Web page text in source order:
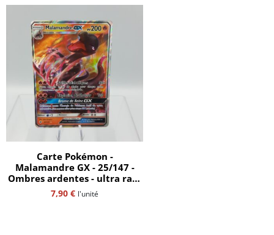
Carte Pokémon -
Malamandre GX - 25/147 -
Ombres ardentes - ultra rare
- SL3 - FR
7,90 € l'unité